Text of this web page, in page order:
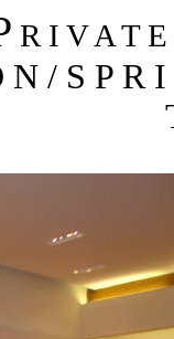
R I V A T E
/ S P R